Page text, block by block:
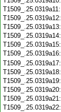
T1509_.25.0319a11:
T1509_.25.0319a12:
T1509_.25.0319a13:
T1509_.25.0319a14:
T1509_.25.0319a15:
T1509_.25.0319a16:
T1509_.25.0319a17:
T1509_.25.0319a18:
T1509_.25.0319a19:
T1509_.25.0319a20:
T1509_.25.0319a21:
T1509_.25.0319a22: